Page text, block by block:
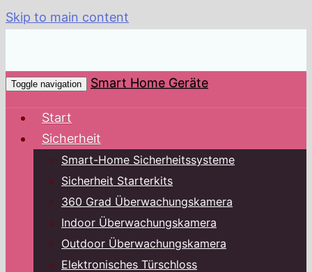
Skip to main content
Toggle navigation Smart Home Geräte
Start
Sicherheit
Smart-Home Sicherheitssysteme
Sicherheit Starterkits
360 Grad Überwachungskamera
Indoor Überwachungskamera
Outdoor Überwachungskamera
Elektronisches Türschloss